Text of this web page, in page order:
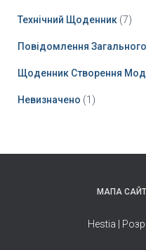
Технічний Щоденник (7)
Повідомлення
Щоденник Створення
Невизначено (1)
МАПА
Hestia |